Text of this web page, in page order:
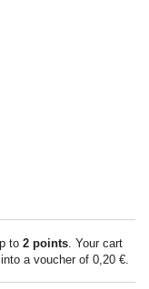
to 2 points . Your cart
a voucher of 0,20 €